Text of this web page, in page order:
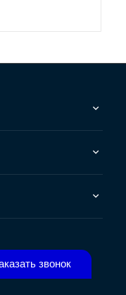
Все права
и